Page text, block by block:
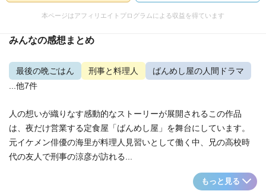
本ページはアフィリエイトプログラムによる収益を得ています
みんなの感想まとめ
最後の晩ごはん 刑事と料理人
ばんめし屋の人間ドラマ
...他7件
人の想いが織りなす感動的なストーリーが展開されるこの作品
は、夜だけ営業する定食屋「ばんめし屋」を舞台にしています。
元イケメン俳優の海里が料理人見習いとして働く中、兄の高校時
代の友人で刑事の涼彦が訪れる...
もっと見る